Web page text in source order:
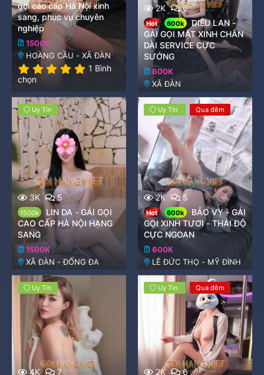
gọi cao cấp Hà Nội xinh
sang, phục vụ chuyên
nghiệp
1500K
HOÀNG CẦU - XÃ ĐÀN
5
0
s
t
r
s
)
1 Bình
chọn
2K 6
Hot 600k
DIỆU LAN -
GÁI GỌI MẶT XINH CHÂN
DÀI SERVICE CỰC
SƯỚNG
600K
XÃ ĐÀN
Uy Tín
3K 5
1500k
LIN DA - GÁI GỌI
CAO CẤP HÀ NỘI HẠNG
SANG
1500K
XÃ ĐÀN - ĐỐNG ĐA
Uy Tín Qua đêm
2K 5
Hot 600k
BẢO VY - GÁI
GỌI XINH TƯƠI - THÁI ĐỘ
CỰC NGOAN
600K
LÊ ĐỨC THỌ - MỸ ĐÌNH
Uy Tín
4K 7
Uy Tín Qua đêm
2K 6